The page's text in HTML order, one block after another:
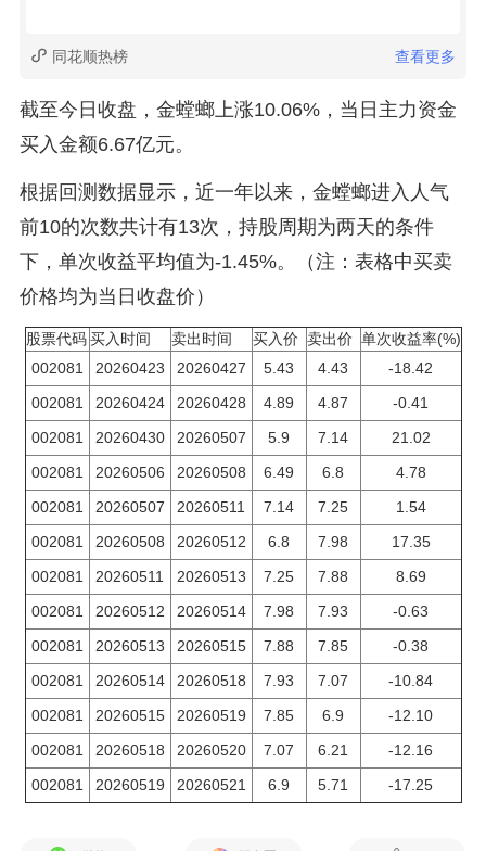
同花顺热榜 查看更多
截至今日收盘，金螳螂上涨10.06%，当日主力资金
买入金额6.67亿元。
根据回测数据显示，近一年以来，金螳螂进入人气
前10的次数共计有13次，持股周期为两天的条件
下，单次收益平均值为-1.45%。（注：表格中买卖
价格均为当日收盘价）
股票代码 买入时间 卖出时间 买入价 卖出价 单次收益率(%)
002081
20260423 20260427 5.43 4.43
-18.42
002081
20260424 20260428 4.89 4.87
-0.41
002081
20260430 20260507 5.9 7.14
21.02
002081
20260506 20260508 6.49 6.8
4.78
002081
20260507 20260511 7.14 7.25
1.54
002081
20260508 20260512 6.8 7.98
17.35
002081
20260511 20260513 7.25 7.88
8.69
002081
20260512 20260514 7.98 7.93
-0.63
002081
20260513 20260515 7.88 7.85
-0.38
002081
20260514 20260518 7.93 7.07
-10.84
002081
20260515 20260519 7.85 6.9
-12.10
002081
20260518 20260520 7.07 6.21
-12.16
002081
20260519 20260521 6.9 5.71 -17.25